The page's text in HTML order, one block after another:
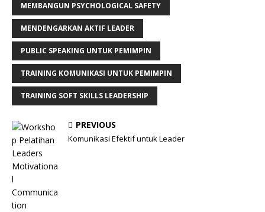
MEMBANGUN PSYCHOLOGICAL SAFETY
MENDENGARKAN AKTIF LEADER
PUBLIC SPEAKING UNTUK PEMIMPIN
TRAINING KOMUNIKASI UNTUK PEMIMPIN
TRAINING SOFT SKILLS LEADERSHIP
PREVIOUS
Komunikasi Efektif untuk Leader